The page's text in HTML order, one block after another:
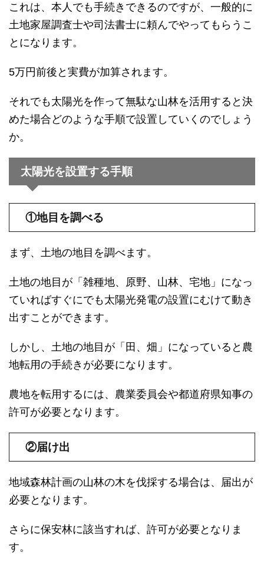
これは、本人でも手続きできるのですが、一般的に
土地家屋調査士や司法書士に頼んでやってもらうこ
とになります。
5万円前後と実費が加算されます。
それでも太陽光を作って無駄な山林を活用すると決
めた場合どのような手順で設置していくのでしょう
か。
太陽光を設置する手順
①地目を調べる
まず、土地の地目を調べます。
土地の地目が「雑種地、原野、山林、宅地」になっ
ていればすぐにでも太陽光発電の設置にむけて動き
出すことができます。
しかし、土地の地目が「田、畑」になっていると農
地転用の手続きが必要になります。
農地を転用するには、農業委員会や都道府県知事の
許可が必要となります。
②届け出
地域森林計画の山林の木を伐採する場合は、届出が
必要となります。
さらに保安林に該当すれば、許可が必要となりま
す。